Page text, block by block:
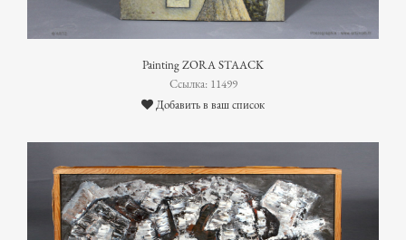
Painting ZORA STAACK
Ссылка: 11499
Добавить в ваш список